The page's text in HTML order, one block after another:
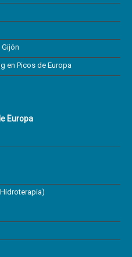
en Picos de Europa
Europa